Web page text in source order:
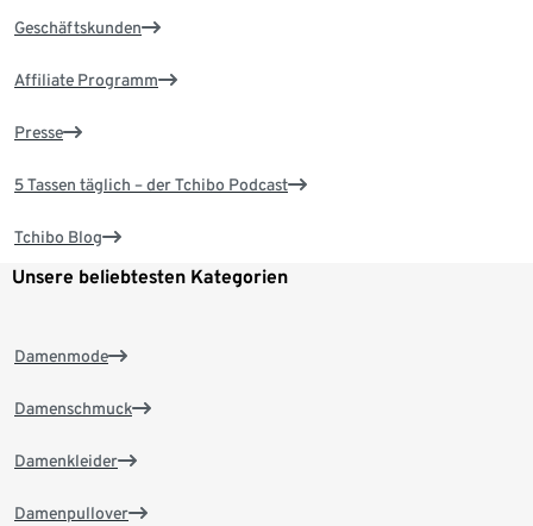
Geschäftskunden
Affiliate Programm
Presse
5 Tassen täglich – der Tchibo Podcast
Tchibo Blog
Unsere beliebtesten Kategorien
Damenmode
Damenschmuck
Damenkleider
Damenpullover